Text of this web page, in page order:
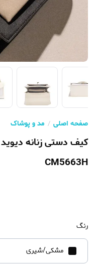
صفحه اصلی مد و پوشاک
CM5663H
رنگ
مشکی/شیری